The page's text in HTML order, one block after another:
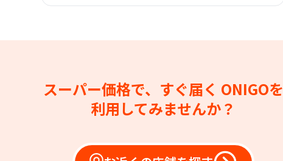
スーパー価格で、すぐ届く ONIGOを
利用してみませんか？